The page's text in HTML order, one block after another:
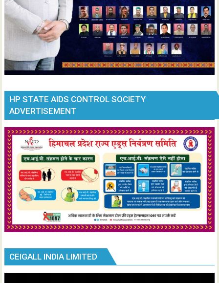
HP STATE AIDS CONTROL SOCIETY
ADVERTISEMENT
CEIGALL INDIA LIMITED